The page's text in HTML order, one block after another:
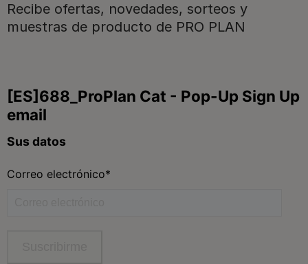
Recibe ofertas, novedades, sorteos y
muestras de producto de PRO PLAN
Para nuestros socios
Síguenos